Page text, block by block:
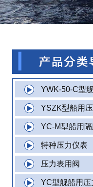
YWK-50-C型
YSZK型船用
YC-M型船用
特种压力仪表
压力表用阀
YC型舰船用压